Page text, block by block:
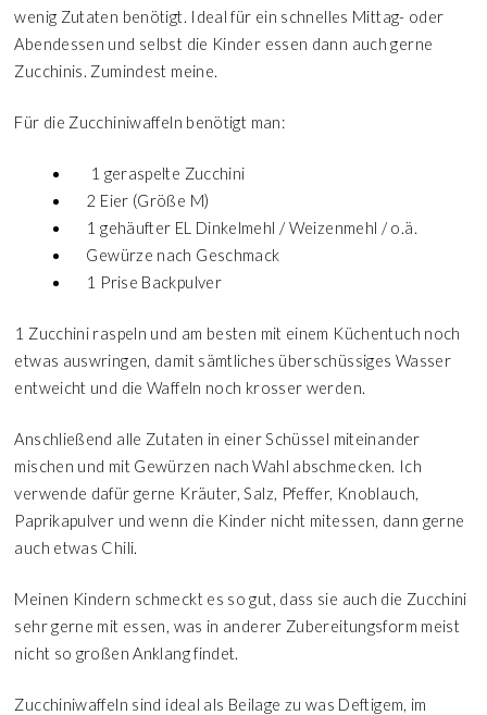
wenig Zutaten benötigt. Ideal für ein schnelles Mittag- oder
Abendessen und selbst die Kinder essen dann auch gerne
Zucchinis. Zumindest meine.
Für die Zucchiniwaffeln benötigt man:
1 geraspelte Zucchini
2 Eier (Größe M)
1 gehäufter EL Dinkelmehl / Weizenmehl / o.ä.
Gewürze nach Geschmack
1 Prise Backpulver
1 Zucchini raspeln und am besten mit einem Küchentuch noch
etwas auswringen, damit sämtliches überschüssiges Wasser
entweicht und die Waffeln noch krosser werden.
Anschließend alle Zutaten in einer Schüssel miteinander
mischen und mit Gewürzen nach Wahl abschmecken. Ich
verwende dafür gerne Kräuter, Salz, Pfeffer, Knoblauch,
Paprikapulver und wenn die Kinder nicht mitessen, dann gerne
auch etwas Chili.
Meinen Kindern schmeckt es so gut, dass sie auch die Zucchini
sehr gerne mit essen, was in anderer Zubereitungsform meist
nicht so großen Anklang findet.
Zucchiniwaffeln sind ideal als Beilage zu was Deftigem, im